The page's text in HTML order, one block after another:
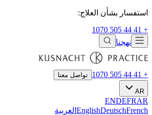
استفسار بشأن العلاج:
+ 41 44 505 1070
نهجنا
+ 41 44 505 1070 تواصل معنا
AR
ENDEFRAR
EnglishDeutschFrench العربية